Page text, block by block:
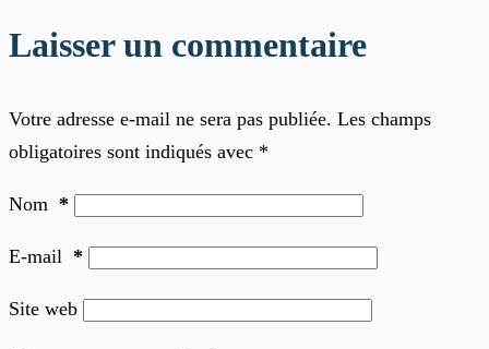
Laisser un commentaire
Votre adresse e-mail ne sera pas publiée. Les champs
obligatoires sont indiqués avec *
Nom *
E-mail *
Site web